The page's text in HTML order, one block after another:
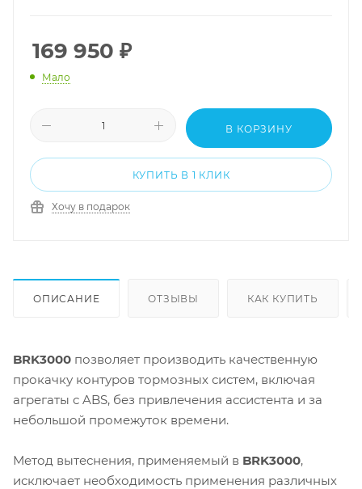
169 950 ₽
Мало
В КОРЗИНУ
КУПИТЬ В 1 КЛИК
Хочу в подарок
ОПИСАНИЕ ОТЗЫВЫ КАК КУПИТЬ
BRK3000 позволяет производить качественную
прокачку контуров тормозных систем, включая
агрегаты с ABS, без привлечения ассистента и за
небольшой промежуток времени.
Метод вытеснения, применяемый в BRK3000,
исключает необходимость применения различных